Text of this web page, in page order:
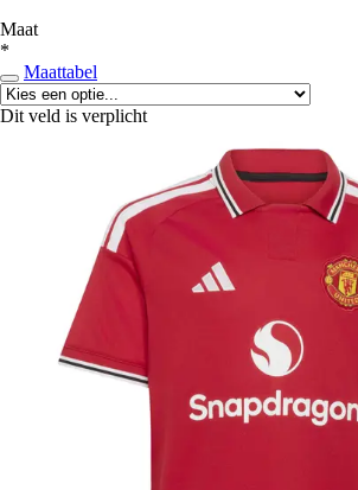
Maat
*
Maattabel
Dit veld is verplicht